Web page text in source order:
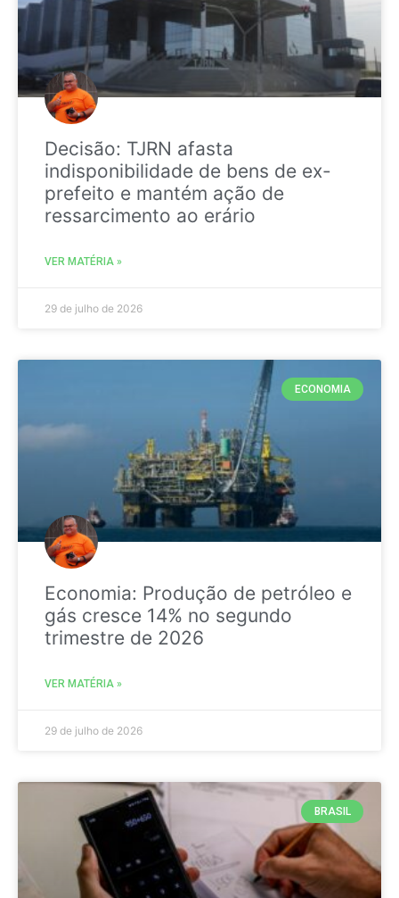
Decisão: TJRN afasta
indisponibilidade de bens de ex-
prefeito e mantém ação de
ressarcimento ao erário
VER MATÉRIA »
29 de julho de 2026
ECONOMIA
Economia: Produção de petróleo e
gás cresce 14% no segundo
trimestre de 2026
VER MATÉRIA »
29 de julho de 2026
BRASIL